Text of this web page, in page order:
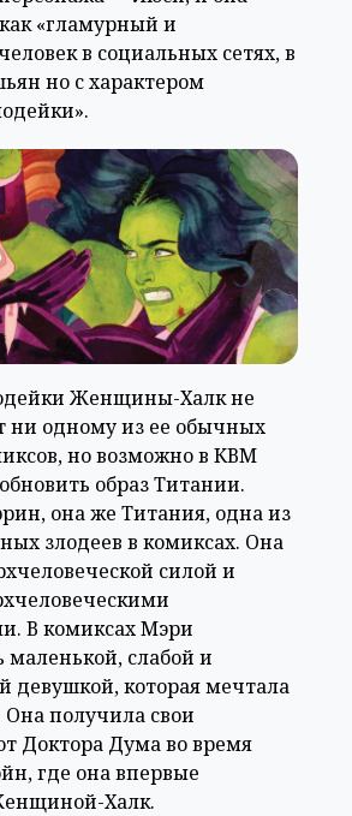
«гламурный и
в социальных сетях, в
но с характером
Женщины-Халк не
ни одному из ее обычных
но возможно в КВМ
образ Титании.
она же Титания, одна из
злодеев в комиксах. Она
силой и
В комиксах Мэри
маленькой, слабой и
девушкой, которая мечтала
Она получила свои
Доктора Дума во время
где она впервые
Халк.